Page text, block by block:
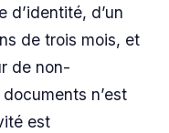
d’identité, d’un
de trois mois, et
de non-
n’est
est